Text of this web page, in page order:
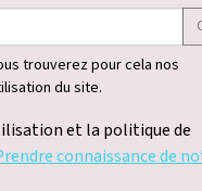
trouverez pour cela nos
du site.
et la politique de
connaissance de